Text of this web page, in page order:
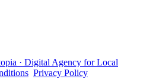
· Digital Agency for Local
Privacy Policy